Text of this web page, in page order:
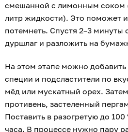
смешанной с лимонным соком
литр жидкости). Это поможет
потемнеть. Спустя 2–3 минуты
дуршлаг и разложить на
На этом этапе можно
специи и подсластители по
мёд или мускатный орех.
противень, застеленный
Поставить в разогретую до 100
часа. В процессе нужно пару